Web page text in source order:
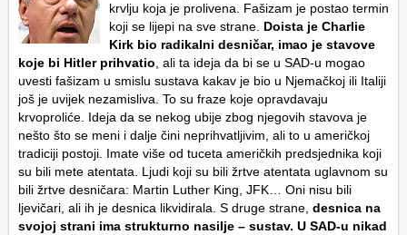
krvlju koja je prolivena. Fašizam je postao termin
koji se lijepi na sve strane. Doista je Charlie
Kirk bio radikalni desničar, imao je stavove
koje bi Hitler prihvatio, ali ta ideja da bi se u SAD-u mogao
uvesti fašizam u smislu sustava kakav je bio u Njemačkoj ili Italiji
još je uvijek nezamisliva. To su fraze koje opravdavaju
krvoproliće. Ideja da se nekog ubije zbog njegovih stavova je
nešto što se meni i dalje čini neprihvatljivim, ali to u američkoj
tradiciji postoji. Imate više od tuceta američkih predsjednika koji
su bili mete atentata. Ljudi koji su bili žrtve atentata uglavnom su
bili žrtve desničara: Martin Luther King, JFK… Oni nisu bili
ljevičari, ali ih je desnica likvidirala. S druge strane, desnica na
svojoj strani ima strukturno nasilje – sustav. U SAD-u nikad